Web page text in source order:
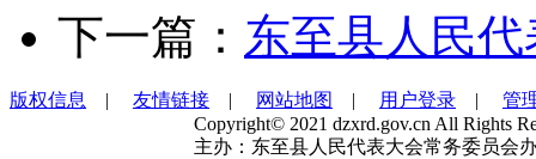
下一篇： 东至县人民
版权信息 | 友情链接 | 网站地图 | 用户登录 | 管
Copyright© 2021 dzxrd.gov.cn All Rights
主办：东至县人民代表大会常务委员会